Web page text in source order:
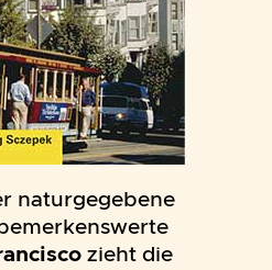
naturgegebene
zieht die